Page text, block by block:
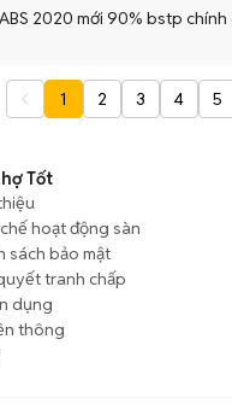
2020 mới 90% bstp chính
1 2 3 4 5
Tốt
hoạt động sàn
sách bảo mật
tranh chấp
dụng
thông